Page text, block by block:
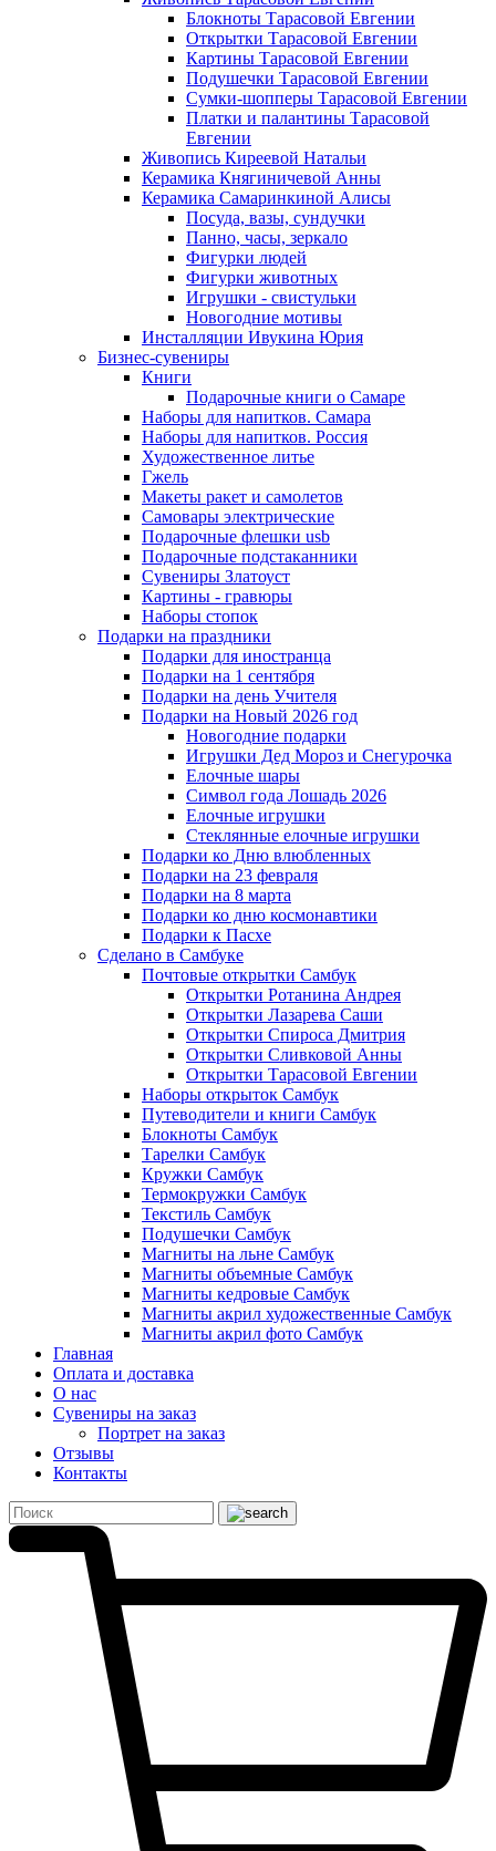
Блокноты Тарасовой Евгении
Открытки Тарасовой Евгении
Картины Тарасовой Евгении
Подушечки Тарасовой Евгении
Сумки-шопперы Тарасовой Евгении
Платки и палантины Тарасовой
Евгении
Живопись Киреевой Натальи
Керамика Княгиничевой Анны
Керамика Самаринкиной Алисы
Посуда, вазы, сундучки
Панно, часы, зеркало
Фигурки людей
Фигурки животных
Игрушки - свистульки
Новогодние мотивы
Инсталляции Ивукина Юрия
Бизнес-сувениры
Книги
Подарочные книги о Самаре
Наборы для напитков. Самара
Наборы для напитков. Россия
Художественное литье
Гжель
Макеты ракет и самолетов
Самовары электрические
Подарочные флешки usb
Подарочные подстаканники
Сувениры Златоуст
Картины - гравюры
Наборы стопок
Подарки на праздники
Подарки для иностранца
Подарки на 1 сентября
Подарки на день Учителя
Подарки на Новый 2026 год
Новогодние подарки
Игрушки Дед Мороз и Снегурочка
Елочные шары
Символ года Лошадь 2026
Елочные игрушки
Стеклянные елочные игрушки
Подарки ко Дню влюбленных
Подарки на 23 февраля
Подарки на 8 марта
Подарки ко дню космонавтики
Подарки к Пасхе
Сделано в Самбуке
Почтовые открытки Самбук
Открытки Ротанина Андрея
Открытки Лазарева Саши
Открытки Спироса Дмитрия
Открытки Сливковой Анны
Открытки Тарасовой Евгении
Наборы открыток Самбук
Путеводители и книги Самбук
Блокноты Самбук
Тарелки Самбук
Кружки Самбук
Термокружки Самбук
Текстиль Самбук
Подушечки Самбук
Магниты на льне Самбук
Магниты объемные Самбук
Магниты кедровые Самбук
Магниты акрил художественные Самбук
Магниты акрил фото Самбук
Главная
Оплата и доставка
О нас
Сувениры на заказ
Портрет на заказ
Отзывы
Контакты